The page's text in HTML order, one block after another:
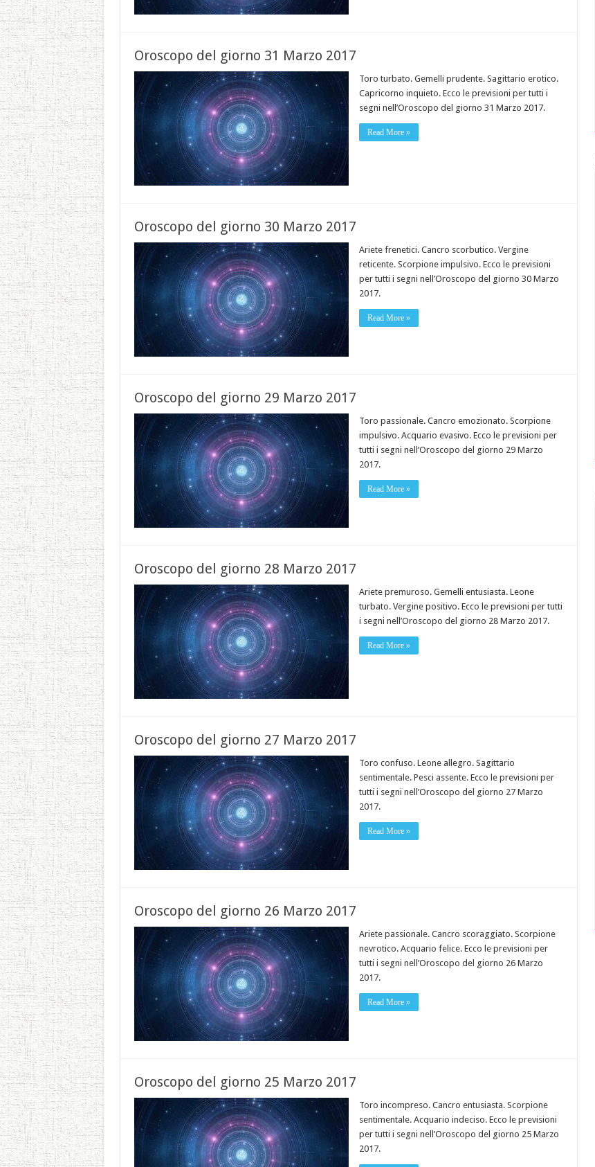
Oroscopo del giorno 31 Marzo 2017
Toro turbato. Gemelli prudente. Sagittario erotico.
Capricorno inquieto. Ecco le previsioni per tutti i
segni nell’Oroscopo del giorno 31 Marzo 2017.
Read More »
Oroscopo del giorno 30 Marzo 2017
Ariete frenetici. Cancro scorbutico. Vergine
reticente. Scorpione impulsivo. Ecco le previsioni
per tutti i segni nell’Oroscopo del giorno 30 Marzo
2017.
Read More »
Oroscopo del giorno 29 Marzo 2017
Toro passionale. Cancro emozionato. Scorpione
impulsivo. Acquario evasivo. Ecco le previsioni per
tutti i segni nell’Oroscopo del giorno 29 Marzo
2017.
Read More »
Oroscopo del giorno 28 Marzo 2017
Ariete premuroso. Gemelli entusiasta. Leone
turbato. Vergine positivo. Ecco le previsioni per tutti
i segni nell’Oroscopo del giorno 28 Marzo 2017.
Read More »
Oroscopo del giorno 27 Marzo 2017
Toro confuso. Leone allegro. Sagittario
sentimentale. Pesci assente. Ecco le previsioni per
tutti i segni nell’Oroscopo del giorno 27 Marzo
2017.
Read More »
Oroscopo del giorno 26 Marzo 2017
Ariete passionale. Cancro scoraggiato. Scorpione
nevrotico. Acquario felice. Ecco le previsioni per
tutti i segni nell’Oroscopo del giorno 26 Marzo
2017.
Read More »
Oroscopo del giorno 25 Marzo 2017
Toro incompreso. Cancro entusiasta. Scorpione
sentimentale. Acquario indeciso. Ecco le previsioni
per tutti i segni nell’Oroscopo del giorno 25 Marzo
2017.